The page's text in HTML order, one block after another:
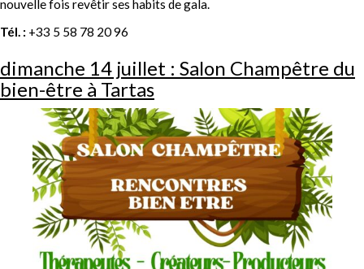
nouvelle fois revêtir ses habits de gala.
Tél. : +33 5 58 78 20 96
dimanche 14 juillet : Salon Champêtre du
bien-être à Tartas